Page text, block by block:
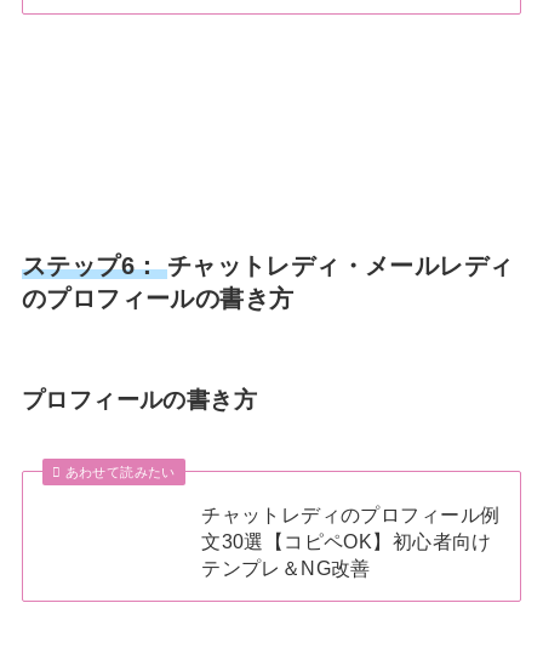
ステップ6： チャットレディ・メールレディ
のプロフィールの書き方
プロフィールの書き方
あわせて読みたい
チャットレディのプロフィール例
文30選【コピペOK】初心者向け
テンプレ＆NG改善